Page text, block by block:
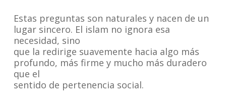
Estas preguntas son naturales y nacen de un
lugar sincero. El islam no ignora esa
necesidad, sino
que la redirige suavemente hacia algo más
profundo, más firme y mucho más duradero
que el
sentido de pertenencia social.